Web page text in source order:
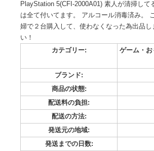
商品情報
PlayStation 5(CFI-2000A01) 素人が清
は全て付いてます。 アルコール消毒
婦で２台購入して、使わなくなった為
カテゴリー:
ゲー
ブランド:
商品の状態: